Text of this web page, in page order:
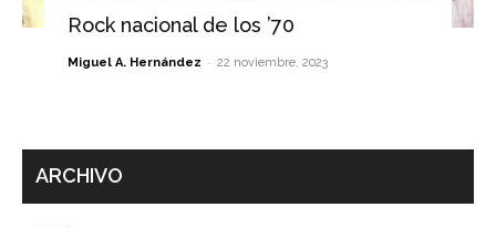
Rock nacional de los ’70
Miguel A. Hernández - 22 noviembre, 2023
ARCHIVO